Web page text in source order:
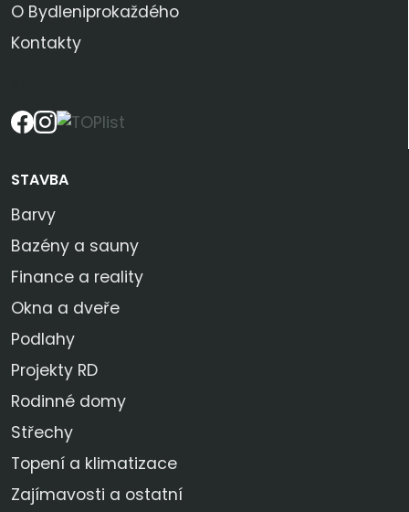
O Bydleniprokaždého
Kontakty
STAVBA
Barvy
Bazény a sauny
Finance a reality
Okna a dveře
Podlahy
Projekty RD
Rodinné domy
Střechy
Topení a klimatizace
Zajímavosti a ostatní